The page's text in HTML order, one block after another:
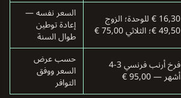
16,30 € للوحدة؛ الزوج
49,50 €؛ الثلاثي 75,00 €
السعر نفسه —
إعادة توطين
طوال السنة
فرخ أرنب فرنسي 3-4
أشهر — 95,00 €
حسب عرض
السعر ووفق
التوافر